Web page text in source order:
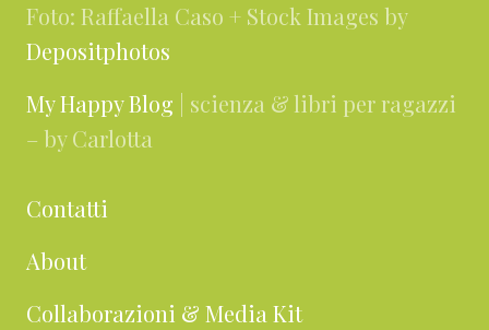
Foto: Raffaella Caso + Stock Images by
Depositphotos
My Happy Blog | scienza & libri per ragazzi
– by Carlotta
Contatti
About
Collaborazioni & Media Kit